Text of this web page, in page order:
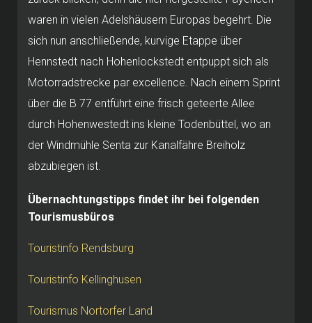
waren in vielen Adelshäusern Europas begehrt. Die
sich nun anschließende, kurvige Etappe über
Hennstedt nach Hohenlockstedt entpuppt sich als
Motorradstrecke par excellence. Nach einem Sprint
über die B 77 entführt eine frisch geteerte Allee
durch Hohenwestedt ins kleine Todenbüttel, wo an
der Windmühle Senta zur Kanalfähre Breiholz
abzubiegen ist.
Übernachtungstipps findet ihr bei folgenden
Tourismusbüros
Touristinfo Rendsburg
Touristinfo Kellinghusen
Tourismus Nortorfer Land